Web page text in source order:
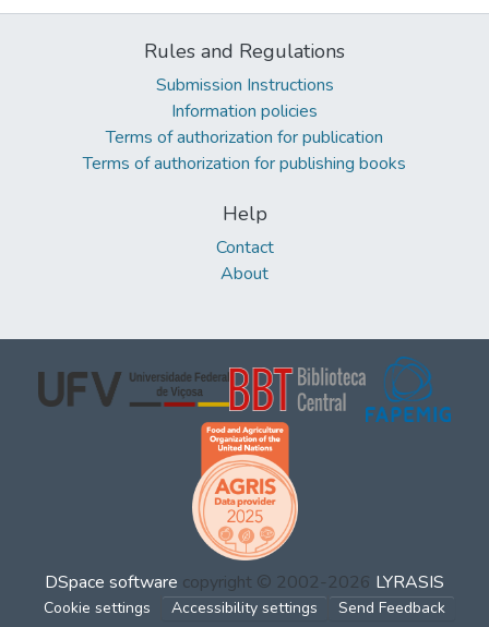
Rules and Regulations
Submission Instructions
Information policies
Terms of authorization for publication
Terms of authorization for publishing books
Help
Contact
About
DSpace software copyright © 2002-2026 LYRASIS
Cookie settings Accessibility settings Send Feedback